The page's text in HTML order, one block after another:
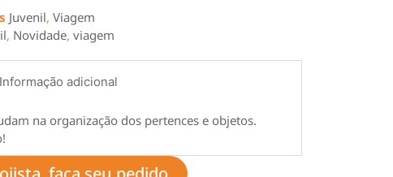
Juvenil, Viagem
, Novidade, viagem
Informação adicional
na organização dos pertences e objetos.